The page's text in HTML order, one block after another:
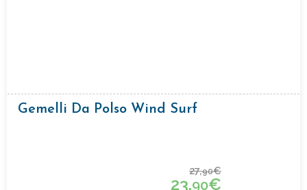
Gemelli Da Polso Wind Surf
27,90€
23,90€